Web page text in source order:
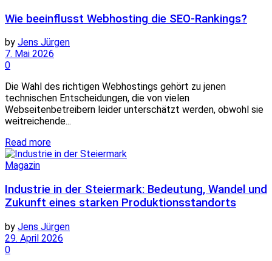
Wie beeinflusst Webhosting die SEO-Rankings?
by Jens Jürgen
7. Mai 2026
0
Die Wahl des richtigen Webhostings gehört zu jenen
technischen Entscheidungen, die von vielen
Webseitenbetreibern leider unterschätzt werden, obwohl sie
weitreichende...
Read more
Magazin
Industrie in der Steiermark: Bedeutung, Wandel und
Zukunft eines starken Produktionsstandorts
by Jens Jürgen
29. April 2026
0